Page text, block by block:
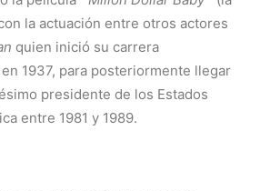
la actuación entre otros actores
quien inició su carrera
1937, para posteriormente llegar
presidente de los Estados
entre 1981 y 1989.